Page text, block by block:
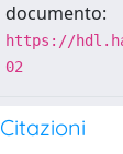
documento:
https://
02
Citazioni